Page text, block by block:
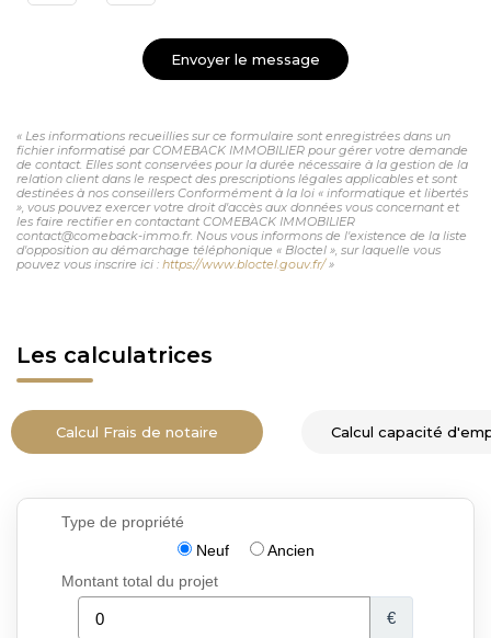
Envoyer le message
« Les informations recueillies sur ce formulaire sont enregistrées dans un
fichier informatisé par COMEBACK IMMOBILIER pour gérer votre demande
de contact. Elles sont conservées pour la durée nécessaire à la gestion de la
relation client dans le respect des prescriptions légales applicables et sont
destinées à nos conseillers Conformément à la loi « informatique et libertés
», vous pouvez exercer votre droit d'accès aux données vous concernant et
les faire rectifier en contactant COMEBACK IMMOBILIER
contact@comeback-immo.fr. Nous vous informons de l'existence de la liste
d'opposition au démarchage téléphonique « Bloctel », sur laquelle vous
pouvez vous inscrire ici : https://www.bloctel.gouv.fr/»
Les calculatrices
Calcul Frais de notaire Calcul capacité